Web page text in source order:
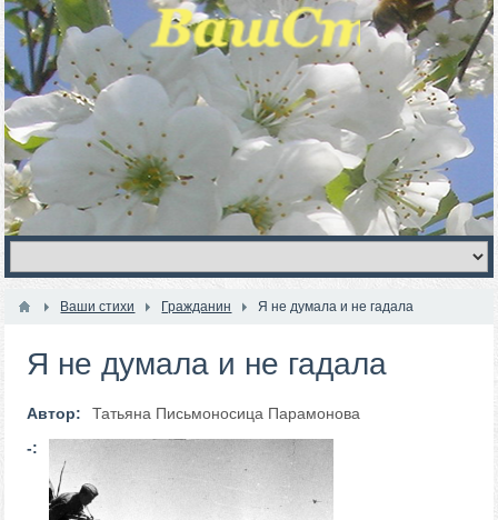
Ваши стихи Гражданин Я не думала и не гадала
Я не думала и не гадала
Автор:
Татьяна Письмоносица Парамонова
-: